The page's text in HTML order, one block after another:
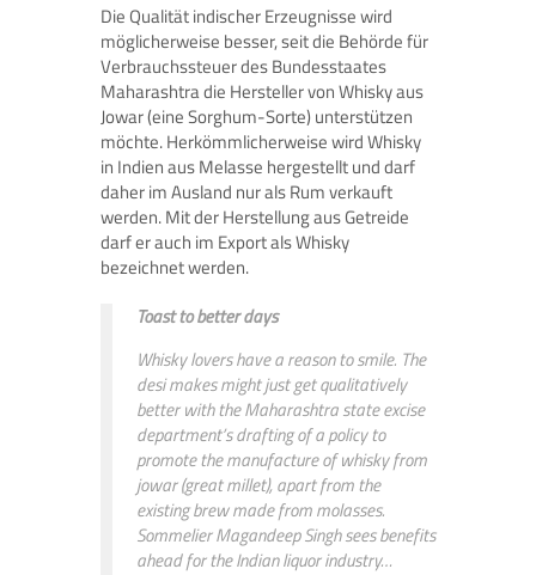
Die Qualität indischer Erzeugnisse wird
möglicherweise besser, seit die Behörde für
Verbrauchssteuer des Bundesstaates
Maharashtra die Hersteller von Whisky aus
Jowar (eineSorghum-Sorte) unterstützen
möchte. Herkömmlicherweise wird Whisky
in Indien aus Melasse hergestellt und darf
daher im Ausland nur als Rum verkauft
werden. Mit der Herstellung aus Getreide
darf er auch im Export als Whisky
bezeichnet werden.
Toast to better days
Whisky lovers have a reason to smile. The
desi makes might just get qualitatively
better with the Maharashtra state excise
department’s drafting of a policy to
promote the manufacture of whisky from
jowar (great millet), apart from the
existing brew made from molasses.
Sommelier Magandeep Singh sees benefits
ahead for the Indian liquor industry…